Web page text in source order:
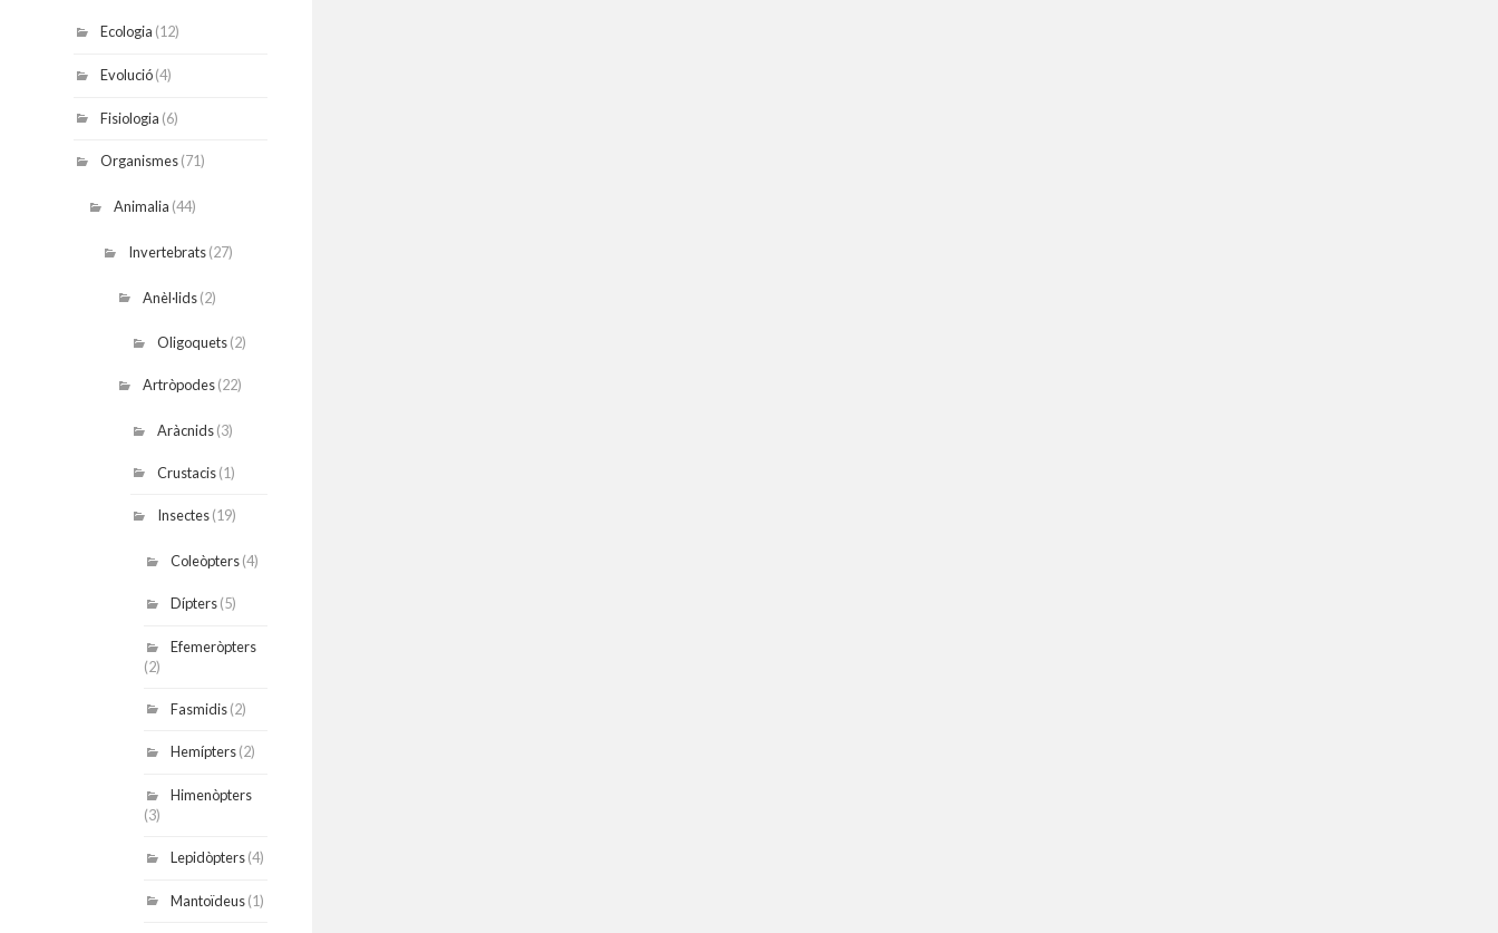
Ecologia (12)
Evolució(4)
Fisiologia (6)
Organismes(71)
Animalia (44)
Invertebrats(27)
Anèl·lids(2)
Oligoquets(2)
Artròpodes(22)
Aràcnids(3)
Crustacis(1)
Insectes(19)
Coleòpters(4)
Dípters(5)
Efemeròpters
(2)
Fasmidis(2)
Hemípters(2)
Himenòpters
(3)
Lepidòpters(4)
Mantoïdeus(1)